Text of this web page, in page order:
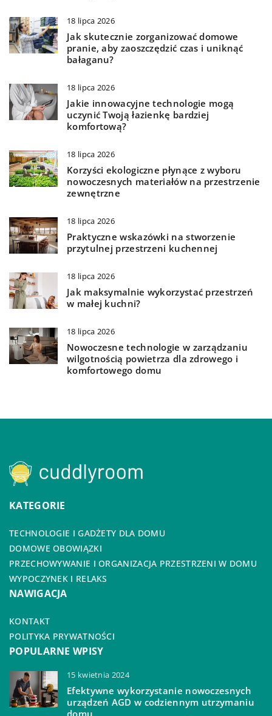
18 lipca 2026
Jak skutecznie zorganizować domowe
pranie, aby zaoszczędzić czas i uniknąć
bałaganu?
18 lipca 2026
Jakie innowacyjne technologie mogą
uczynić Twoją łazienkę bardziej
komfortową?
18 lipca 2026
Korzyści ekologiczne płynące z wyboru
nowoczesnych materiałów na przestrzenie
zewnętrzne
18 lipca 2026
Praktyczne wskazówki na stworzenie
przytulnej przestrzeni kuchennej
18 lipca 2026
Jak maksymalnie wykorzystać przestrzeń
w małej kuchni?
18 lipca 2026
Nowoczesne technologie w zarządzaniu
wilgotnością powietrza dla zdrowego i
komfortowego domu
KATEGORIE
TECHNOLOGIE I GADŻETY DLA DOMU
DOMOWE OBOWIĄZKI
PRZECHOWYWANIE I ORGANIZACJA PRZESTRZENI W DOMU
WYPOCZYNEK I RELAKS
NAWIGACJA
KONTAKT
POLITYKA PRYWATNOŚCI
POPULARNE WPISY
15 kwietnia 2024
Efektywne wykorzystanie nowoczesnych
urządzeń AGD w codziennym utrzymaniu